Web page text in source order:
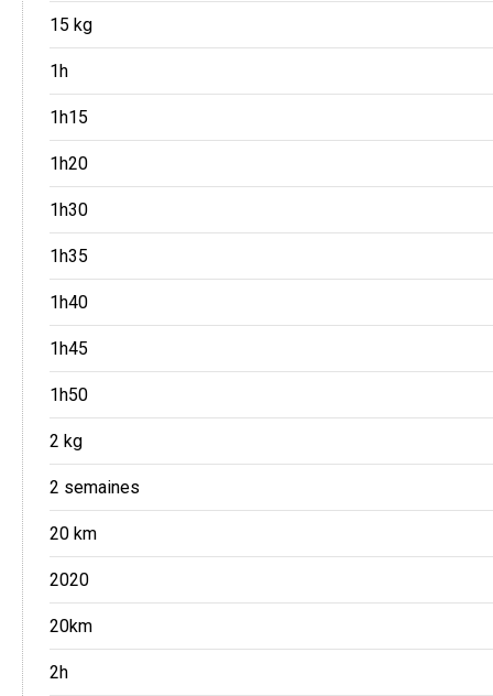
15 kg
1h
1h15
1h20
1h30
1h35
1h40
1h45
1h50
2 kg
2 semaines
20 km
2020
20km
2h